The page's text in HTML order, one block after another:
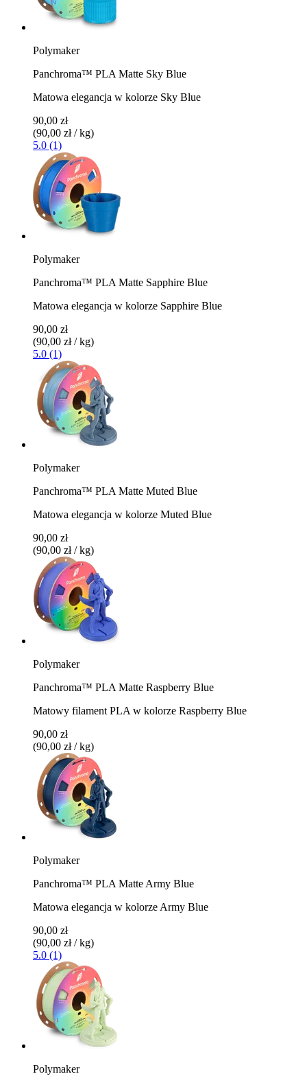
Polymaker
Panchroma™ PLA Matte Sky Blue
Matowa elegancja w kolorze Sky Blue
90,00 zł
(90,00 zł / kg)
5.0 (1)
Polymaker
Panchroma™ PLA Matte Sapphire Blue
Matowa elegancja w kolorze Sapphire Blue
90,00 zł
(90,00 zł / kg)
5.0 (1)
Polymaker
Panchroma™ PLA Matte Muted Blue
Matowa elegancja w kolorze Muted Blue
90,00 zł
(90,00 zł / kg)
Polymaker
Panchroma™ PLA Matte Raspberry Blue
Matowy filament PLA w kolorze Raspberry Blue
90,00 zł
(90,00 zł / kg)
Polymaker
Panchroma™ PLA Matte Army Blue
Matowa elegancja w kolorze Army Blue
90,00 zł
(90,00 zł / kg)
5.0 (1)
Polymaker